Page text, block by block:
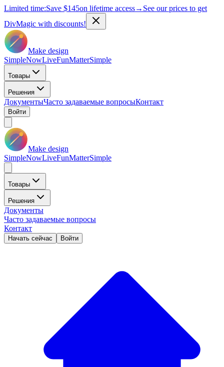
Limited time:Save $145on lifetime access→ See our prices to get
DivMagic with discounts!
Make design
SimpleNowLiveFunMatterSimple
Товары
Решения
ДокументыЧасто задаваемые вопросыКонтакт
Войти
Make design
SimpleNowLiveFunMatterSimple
Товары
Решения
Документы
Часто задаваемые вопросы
Контакт
Начать сейчас Войти